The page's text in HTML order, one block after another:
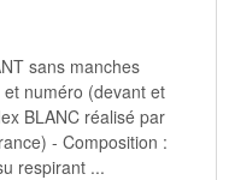
sans manches
numéro (devant et
BLANC réalisé par
- Composition :
respirant ...